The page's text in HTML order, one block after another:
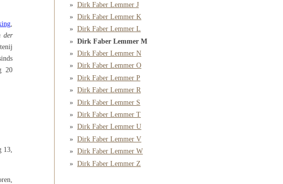
,
der
20
13,
Dirk Faber Lemmer J
Dirk Faber Lemmer K
Dirk Faber Lemmer L
Dirk Faber Lemmer M
Dirk Faber Lemmer N
Dirk Faber Lemmer O
Dirk Faber Lemmer P
Dirk Faber Lemmer R
Dirk Faber Lemmer S
Dirk Faber Lemmer T
Dirk Faber Lemmer U
Dirk Faber Lemmer V
Dirk Faber Lemmer W
Dirk Faber Lemmer Z